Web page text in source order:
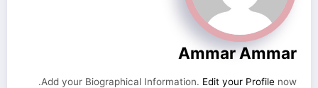
Ammar Ammar
Add your Biographical Information. Edit your Profile now.